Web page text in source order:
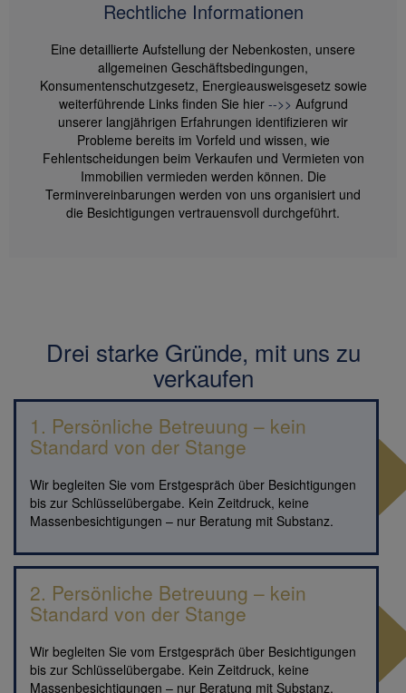
Rechtliche Informationen
Eine detaillierte Aufstellung der Nebenkosten, unsere
allgemeinen Geschäftsbedingungen,
Konsumentenschutzgesetz, Energie­ausweis­gesetz sowie
weiterführende Links finden Sie hier -->> Aufgrund
unserer langjährigen Erfahrungen identifizieren wir
Probleme bereits im Vorfeld und wissen, wie
Fehlentscheidungen beim Verkaufen und Vermieten von
Immobilien vermieden werden können. Die
Terminvereinbarungen werden von uns organisiert und
die Besichtigungen vertrauensvoll durchgeführt.
Drei starke Gründe, mit uns zu
verkaufen
1. Persönliche Betreuung – kein
Standard von der Stange
Wir begleiten Sie vom Erstgespräch über Besichtigungen
bis zur Schlüsselübergabe. Kein Zeitdruck, keine
Massenbesichtigungen – nur Beratung mit Substanz.
2. Persönliche Betreuung – kein
Standard von der Stange
Wir begleiten Sie vom Erstgespräch über Besichtigungen
bis zur Schlüsselübergabe. Kein Zeitdruck, keine
Massenbesichtigungen – nur Beratung mit Substanz.